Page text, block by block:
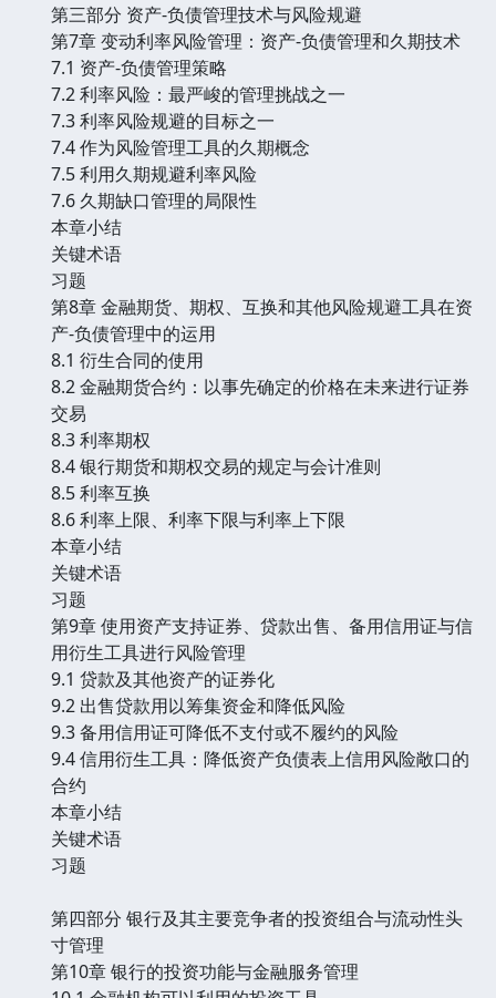
第三部分 资产-负债管理技术与风险规避
第7章 变动利率风险管理：资产-负债管理和久期技术
7.1 资产-负债管理策略
7.2 利率风险：最严峻的管理挑战之一
7.3 利率风险规避的目标之一
7.4 作为风险管理工具的久期概念
7.5 利用久期规避利率风险
7.6 久期缺口管理的局限性
本章小结
关键术语
习题
第8章 金融期货、期权、互换和其他风险规避工具在资
产-负债管理中的运用
8.1 衍生合同的使用
8.2 金融期货合约：以事先确定的价格在未来进行证券
交易
8.3 利率期权
8.4 银行期货和期权交易的规定与会计准则
8.5 利率互换
8.6 利率上限、利率下限与利率上下限
本章小结
关键术语
习题
第9章 使用资产支持证券、贷款出售、备用信用证与信
用衍生工具进行风险管理
9.1 贷款及其他资产的证券化
9.2 出售贷款用以筹集资金和降低风险
9.3 备用信用证可降低不支付或不履约的风险
9.4 信用衍生工具：降低资产负债表上信用风险敞口的
合约
本章小结
关键术语
习题
第四部分 银行及其主要竞争者的投资组合与流动性头
寸管理
第10章 银行的投资功能与金融服务管理